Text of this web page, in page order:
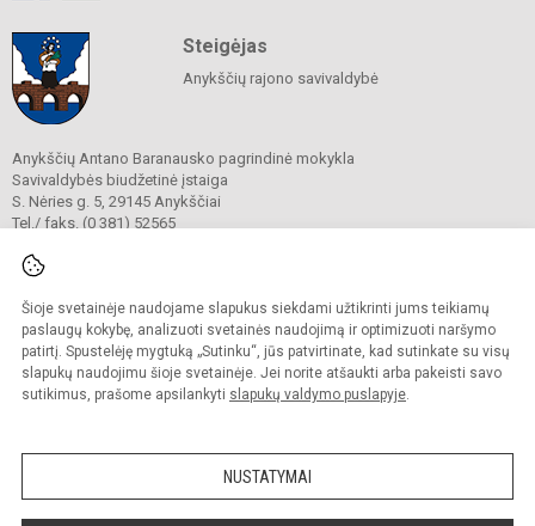
Šioje svetainėje naudojame slapukus siekdami užtikrinti jums teikiamų
paslaugų kokybę, analizuoti svetainės naudojimą ir optimizuoti naršymo
patirtį. Spustelėję mygtuką „Sutinku“, jūs patvirtinate, kad sutinkate su visų
slapukų naudojimu šioje svetainėje. Jei norite atšaukti arba pakeisti savo
sutikimus, prašome apsilankyti slapukų valdymo puslapyje.
NUSTATYMAI
Steigėjas
Anykščių rajono savivaldybė
Anykščių Antano Baranausko pagrindinė mokykla
Savivaldybės biudžetinė įstaiga
S. Nėries g. 5, 29145 Anykščiai
Tel./ faks. (0 381) 52565
Duomenys kaupiami ir saugomi
Įmonės kodas 190047449
© 2021. Anykščių Antano Baranausko pagrindinė mokykla. Visos teisės
draudžiama.
Prieinamumo paraiška Slapukų valdymas